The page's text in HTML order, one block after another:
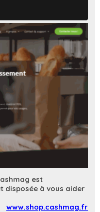
est
disposée à vous aider
www.shop.cashmag.fr